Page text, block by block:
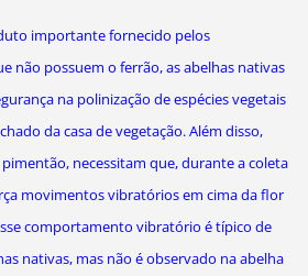
importante fornecido pelos
não possuem o ferrão, as abelhas nativas
na polinização de espécies vegetais
da casa de vegetação. Além disso,
necessitam que, durante a coleta
movimentos vibratórios em cima da flor
comportamento vibratório é típico de
nativas, mas não é observado na abelha